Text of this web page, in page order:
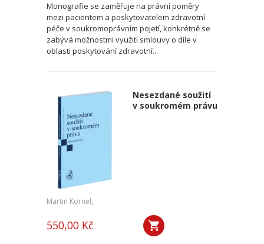
Monografie se zaměřuje na právní poměry
mezi pacientem a poskytovatelem zdravotní
péče v soukromoprávním pojetí, konkrétně se
zabývá možnostmi využití smlouvy o díle v
oblasti poskytování zdravotní...
Nesezdané soužití
v soukromém právu
Martin Kornel,
550,00 Kč